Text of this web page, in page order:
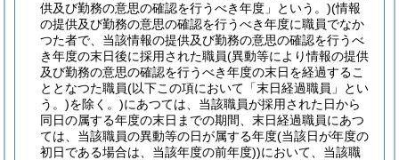
供及び勤務の意思の確認を行うべき年度」という。)(情報
の提供及び勤務の意思の確認を行うべき年度に職員でなか
つた者で、当該情報の提供及び勤務の意思の確認を行うべ
き年度の末日後に採用された職員(異動等により情報の提供
及び勤務の意思の確認を行うべき年度の末日を経過するこ
ととなつた職員(以下この項において「末日経過職員」とい
う。)を除く。)にあつては、当該職員が採用された日から
同日の属する年度の末日までの期間、末日経過職員にあつ
ては、当該職員の異動等の日が属する年度(当該日が年度の
初日である場合は、当該年度の前年度))において、当該職